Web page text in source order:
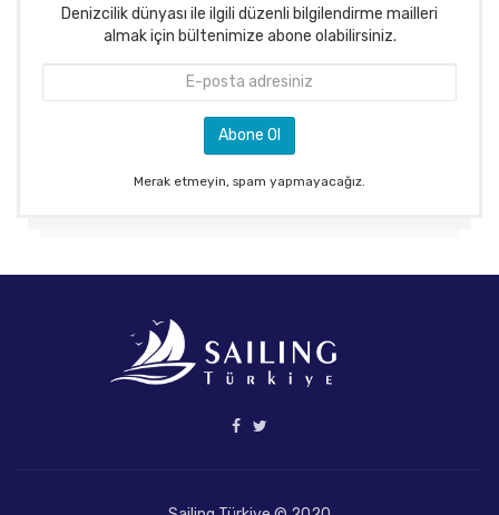
Denizcilik dünyası ile ilgili düzenli bilgilendirme mailleri
almak için bültenimize abone olabilirsiniz.
Merak etmeyin, spam yapmayacağız.